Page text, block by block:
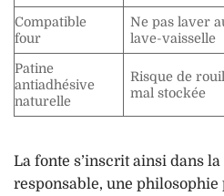
Compatible
four
Ne pas laver
lave-vaisselle
Patine
antiadhésive
naturelle
Risque de
mal stockée
La fonte s’inscrit ainsi dans
responsable, une philosophie